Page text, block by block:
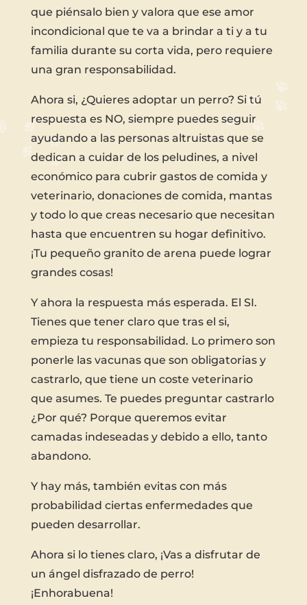
que piénsalo bien y valora que ese amor
incondicional que te va a brindar a ti y a tu
familia durante su corta vida, pero requiere
una gran responsabilidad.
Ahora si, ¿Quieres adoptar un perro? Si tú
respuesta es NO, siempre puedes seguir
ayudando a las personas altruistas que se
dedican a cuidar de los peludines, a nivel
económico para cubrir gastos de comida y
veterinario, donaciones de comida, mantas
y todo lo que creas necesario que necesitan
hasta que encuentren su hogar definitivo.
¡Tu pequeño granito de arena puede lograr
grandes cosas!
Y ahora la respuesta más esperada. El SI.
Tienes que tener claro que tras el si,
empieza tu responsabilidad. Lo primero son
ponerle las vacunas que son obligatorias y
castrarlo, que tiene un coste veterinario
que asumes. Te puedes preguntar castrarlo
¿Por qué? Porque queremos evitar
camadas indeseadas y debido a ello, tanto
abandono.
Y hay más, también evitas con más
probabilidad ciertas enfermedades que
pueden desarrollar.
Ahora si lo tienes claro, ¡Vas a disfrutar de
un ángel disfrazado de perro!
¡Enhorabuena!